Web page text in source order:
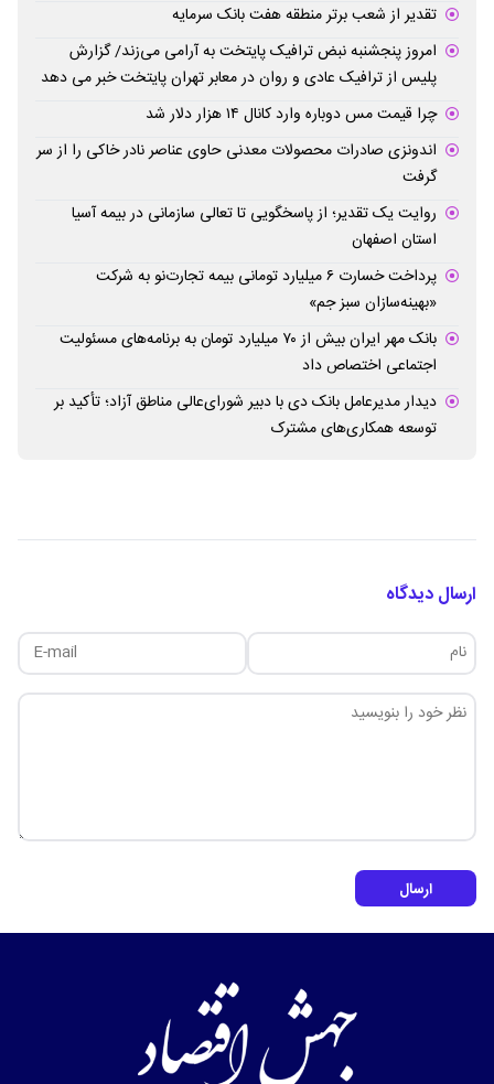
تقدیر از شعب برتر منطقه هفت بانک سرمایه
امروز پنجشنبه نبض ترافیک پایتخت به آرامی می‌زند/ گزارش
پلیس از ترافیک عادی و روان در معابر تهران پایتخت خبر می دهد
چرا قیمت مس دوباره وارد کانال ۱۴ هزار دلار شد
اندونزی صادرات محصولات معدنی حاوی عناصر نادر خاکی را از سر
گرفت
روایت یک تقدیر؛ از پاسخگویی تا تعالی سازمانی در بیمه آسیا
استان اصفهان
پرداخت خسارت ۶ میلیارد تومانی بیمه تجارت‌نو به شرکت
«بهینه‌سازان سبز جم»
بانک مهر ایران بیش از ۷۰ میلیارد تومان به برنامه‌های مسئولیت
اجتماعی اختصاص داد
دیدار مدیرعامل بانک دی با دبیر شورای‌عالی مناطق آزاد؛ تأکید بر
توسعه همکاری‌های مشترک
ارسال دیدگاه
ارسال